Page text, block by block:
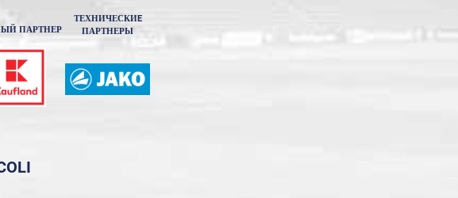
ПАРТНЕР
ТЕХНИЧЕСКИE
ПАРТНЕРЫ